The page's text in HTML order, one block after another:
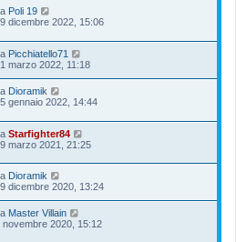
Poli 19
dicembre 2022, 15:06
Picchiatello71
marzo 2022, 11:18
Dioramik
gennaio 2022, 14:44
Starfighter84
marzo 2021, 21:25
Dioramik
dicembre 2020, 13:24
Master Villain
novembre 2020, 15:12